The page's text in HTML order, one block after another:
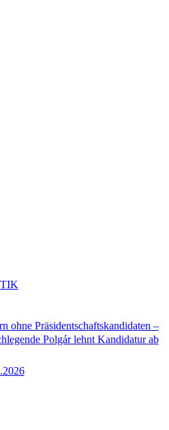
ohne Präsidentschaftskandidaten –
Polgár lehnt Kandidatur ab